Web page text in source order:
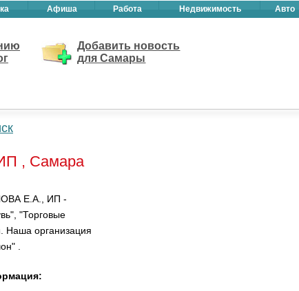
Афиша Работа Недвижимость Авто
Добавить новость
для Самары
, Самара
Е.А., ИП -
"Торговые
Наша организация
.